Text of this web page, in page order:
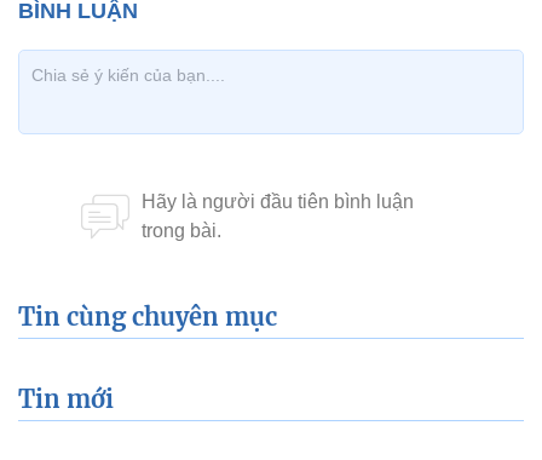
Tin cùng chuyên mục
Tin mới